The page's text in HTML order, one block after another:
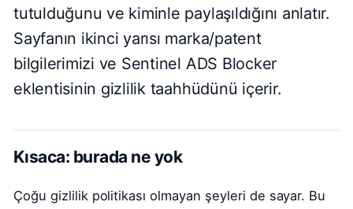
tutulduğunu ve kiminle paylaşıldığını anlatır.
Sayfanın ikinci yarısı marka/patent
bilgilerimizi ve Sentinel ADS Blocker
eklentisinin gizlilik taahhüdünü içerir.
Kısaca: burada ne yok
Çoğu gizlilik politikası olmayan şeyleri de sayar. Bu